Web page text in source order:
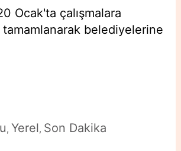
Ocak'ta çalışmalara
belediyelerine
, Yerel, Son Dakika